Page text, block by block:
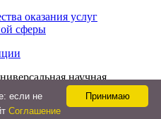
оказания услуг
сферы
научная
Принимаю
если не
Соглашение